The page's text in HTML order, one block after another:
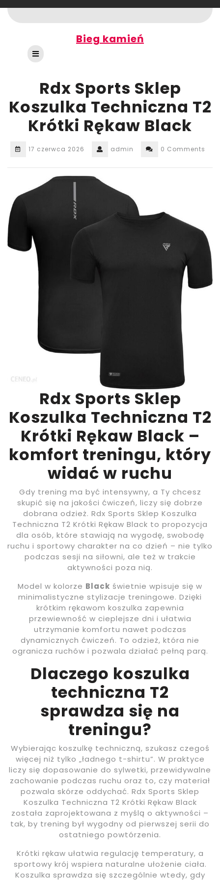
to
content
Bieg kamień
Open
Button
Rdx Sports Sklep
Koszulka Techniczna T2
Krótki Rękaw Black
17 czerwca 2026 admin 0 Comments
Rdx Sports Sklep
Koszulka Techniczna T2
Krótki Rękaw Black –
komfort treningu, który
widać w ruchu
Gdy trening ma być intensywny, a Ty chcesz
skupić się na jakości ćwiczeń, liczy się dobrze
dobrana odzież. Rdx Sports Sklep Koszulka
Techniczna T2 Krótki Rękaw Black to propozycja
dla osób, które stawiają na wygodę, swobodę
ruchu i sportowy charakter na co dzień – nie tylko
podczas sesji na siłowni, ale też w trakcie
aktywności poza nią.
Model w kolorze Black świetnie wpisuje się w
minimalistyczne stylizacje treningowe. Dzięki
krótkim rękawom koszulka zapewnia
przewiewność w cieplejsze dni i ułatwia
utrzymanie komfortu nawet podczas
dynamicznych ćwiczeń. To odzież, która nie
ogranicza ruchów i pozwala działać pełną parą.
Dlaczego koszulka
techniczna T2
sprawdza się na
treningu?
Wybierając koszulkę techniczną, szukasz czegoś
więcej niż tylko „ładnego t-shirtu”. W praktyce
liczy się dopasowanie do sylwetki, przewidywalne
zachowanie podczas ruchu oraz to, czy materiał
pozwala skórze oddychać. Rdx Sports Sklep
Koszulka Techniczna T2 Krótki Rękaw Black
została zaprojektowana z myślą o aktywności –
tak, by trening był wygodny od pierwszej serii do
ostatniego powtórzenia.
Krótki rękaw ułatwia regulację temperatury, a
sportowy krój wspiera naturalne ułożenie ciała.
Koszulka sprawdza się szczególnie wtedy, gdy